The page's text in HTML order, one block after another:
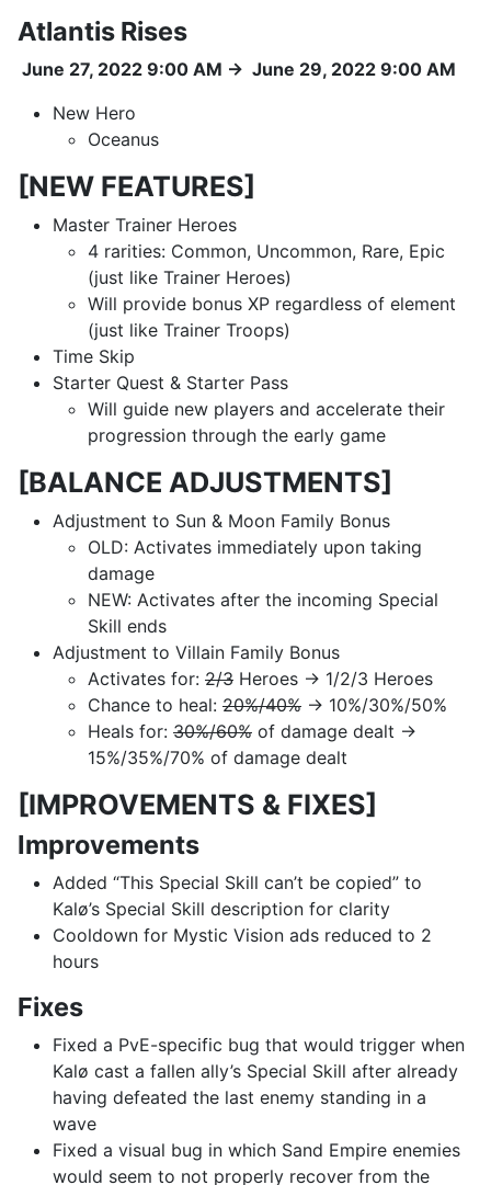
Atlantis Rises
June 27, 2022 9:00 AM → June 29, 2022 9:00 AM
New Hero
Oceanus
[NEW FEATURES]
Master Trainer Heroes
4 rarities: Common, Uncommon, Rare, Epic
(just like Trainer Heroes)
Will provide bonus XP regardless of element
(just like Trainer Troops)
Time Skip
Starter Quest & Starter Pass
Will guide new players and accelerate their
progression through the early game
[BALANCE ADJUSTMENTS]
Adjustment to Sun & Moon Family Bonus
OLD: Activates immediately upon taking
damage
NEW: Activates after the incoming Special
Skill ends
Adjustment to Villain Family Bonus
Activates for: 2/3 Heroes → 1/2/3 Heroes
Chance to heal: 20%/40% → 10%/30%/50%
Heals for: 30%/60% of damage dealt →
15%/35%/70% of damage dealt
[IMPROVEMENTS & FIXES]
Improvements
Added “This Special Skill can’t be copied” to
Kalø’s Special Skill description for clarity
Cooldown for Mystic Vision ads reduced to 2
hours
Fixes
Fixed a PvE-specific bug that would trigger when
Kalø cast a fallen ally’s Special Skill after already
having defeated the last enemy standing in a
wave
Fixed a visual bug in which Sand Empire enemies
would seem to not properly recover from the